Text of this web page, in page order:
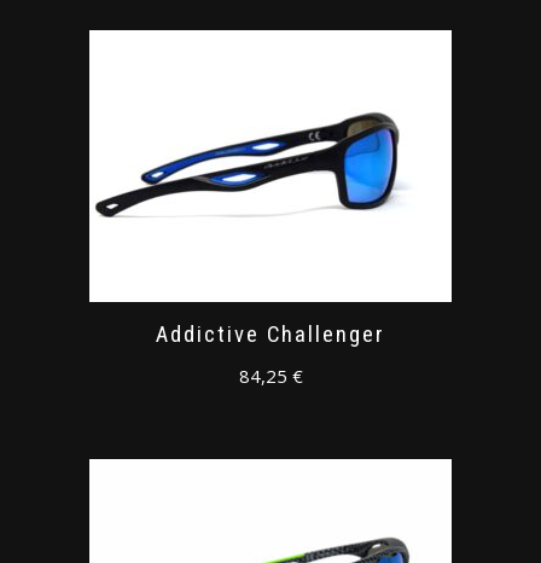
Addictive Challenger
84,25 €